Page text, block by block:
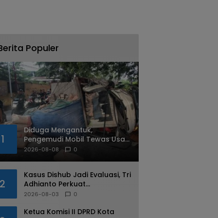
Populer
1
Diduga Mengantuk,
Pengemudi Mobil Tewas Usai
Tabrak Pohon di Jatiasih
2026-08-08 0
2
Kasus Dishub Jadi Evaluasi, Tri
Adhianto Perkuat
Pengawasan Aparatur
2026-08-03 0
Ketua Komisi II DPRD Kota